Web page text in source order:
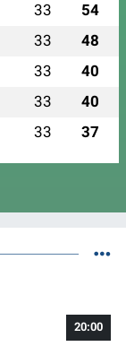
33 54
33 48
33 40
33 40
33 37
20:00